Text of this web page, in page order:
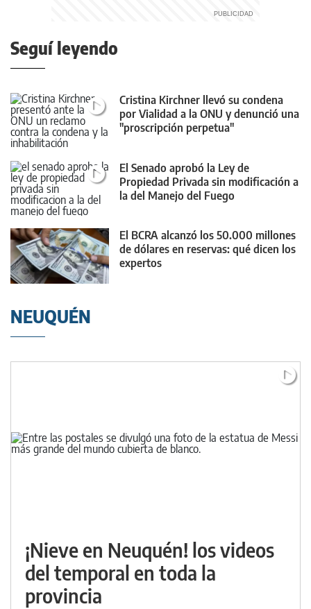
Seguí leyendo
Cristina Kirchner llevó su condena
por Vialidad a la ONU y denunció una
"proscripción perpetua"
El Senado aprobó la Ley de
Propiedad Privada sin modificación a
la del Manejo del Fuego
El BCRA alcanzó los 50.000 millones
de dólares en reservas: qué dicen los
expertos
NEUQUÉN
¡Nieve en Neuquén! los videos
del temporal en toda la
provincia